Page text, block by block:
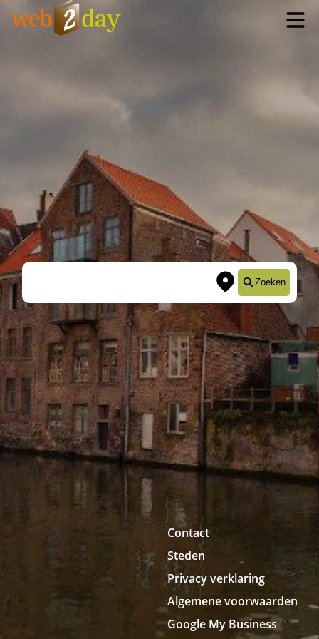
Zoeken
Contact
Steden
Privacy verklaring
Algemene voorwaarden
Google My Business